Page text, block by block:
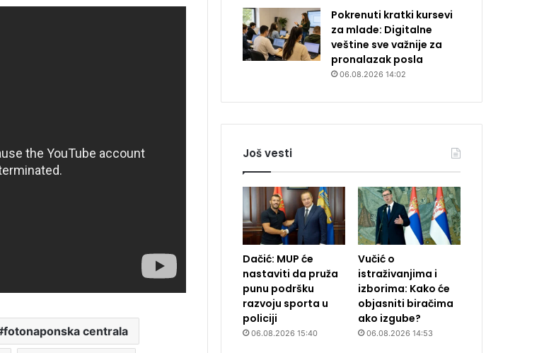
fotonaponska centrala
Pokrenuti kratki kursevi
za mlade: Digitalne
veštine sve važnije za
pronalazak posla
06.08.2026 14:02
Još vesti
Dačić: MUP će
nastaviti da pruža
punu podršku
razvoju sporta u
policiji
06.08.2026 15:40
Vučić o
istraživanjima i
izborima: Kako će
objasniti biračima
ako izgube?
06.08.2026 14:53